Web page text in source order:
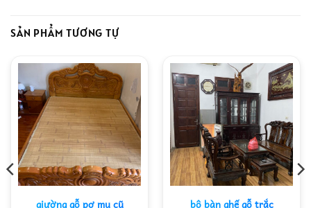
SẢN PHẨM TƯƠNG TỰ
giường gỗ pơ mu cũ
bộ bàn ghế gỗ trắc